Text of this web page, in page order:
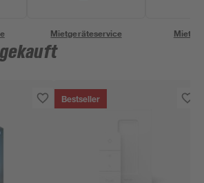
Mietgeräteservice
Bestseller